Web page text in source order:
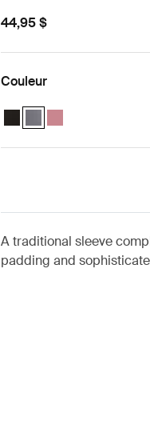
44,95 $
Couleur
Case Logic 13.3" Laptop and
Case Logic 13.3" Laptop
Case Logic 13.3"
A traditional sleeve
padding and